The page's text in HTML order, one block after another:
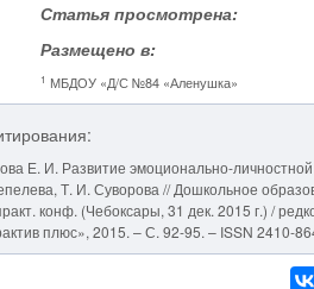
Статья просмотрена:
Размещено в:
1 МБДОУ «Д/С №84 «Аленушка»
Е. И. Развитие эмоционально-
Т. И. Суворова // Дошкольное
конф. (Чебоксары, 31 дек. 2015 г.) /
плюс», 2015. – С. 92-95. – ISSN 2410-